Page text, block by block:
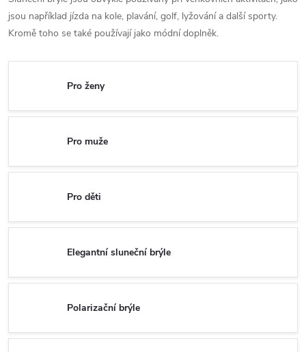
jsou například jízda na kole, plavání, golf, lyžování a další sporty.
Kromě toho se také používají jako módní doplněk.
Pro ženy
Pro muže
Pro děti
Elegantní sluneční brýle
Polarizační brýle